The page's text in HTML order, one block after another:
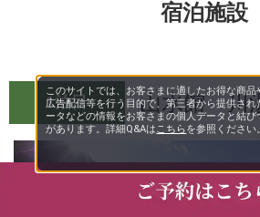
宿泊施設
1泊目 山水館 川
このサイトでは、お客さまに適したお得な商品
広告配信等を行う目的で、第三者から提供さ
ータなどの情報をお客さまの個人データと結
があります。詳細Q&Aはこちらを参照ください。